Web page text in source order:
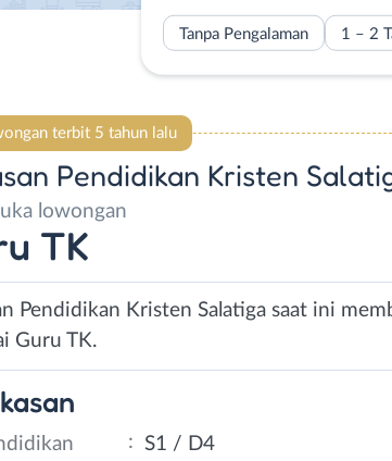
Tanpa Pengalaman 1 – 2
terbit 5 tahun lalu
Pendidikan Kristen
lowongan
TK
Pendidikan Kristen Salatiga saat ini
Guru TK.
: S1 / D4